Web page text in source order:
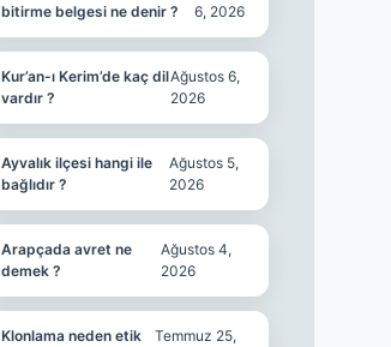
bitirme belgesi ne denir ?
6, 2026
Kur’an-ı Kerim’de kaç dil
vardır ?
Ağustos 6,
2026
Ayvalık ilçesi hangi ile
bağlıdır ?
Ağustos 5,
2026
Arapçada avret ne
demek ?
Ağustos 4,
2026
Klonlama neden etik
Temmuz 25,